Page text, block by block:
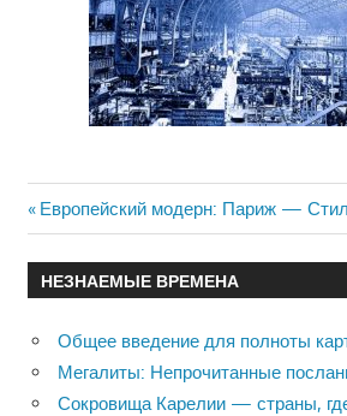
Навигация
по
записям
Previous
Post:
Европейский модерн: Париж —
НЕЗНАЕМЫЕ ВРЕМЕНА
Общее введение для полноты
Мегалиты: Непрочитанные
Сокровища Карелии — страны,